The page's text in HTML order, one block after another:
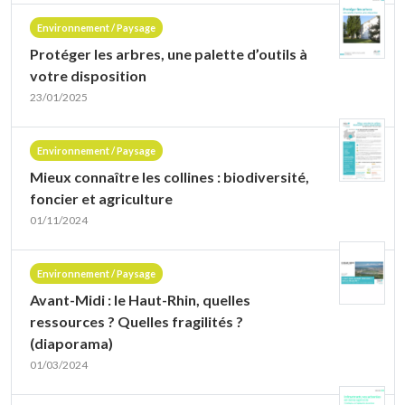
Environnement / Paysage
Protéger les arbres, une palette d’outils à
votre disposition
23/01/2025
Environnement / Paysage
Mieux connaître les collines : biodiversité,
foncier et agriculture
01/11/2024
Environnement / Paysage
Avant-Midi : le Haut-Rhin, quelles
ressources ? Quelles fragilités ?
(diaporama)
01/03/2024